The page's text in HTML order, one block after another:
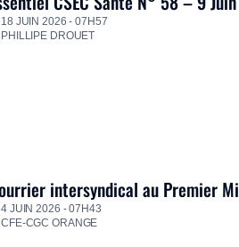
18 JUIN 2026 - 07H57
PHILLIPE DROUET
intersyndical au Premier
4 JUIN 2026 - 07H43
CFE-CGC ORANGE